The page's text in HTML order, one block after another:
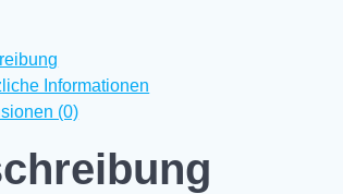
Informationen
(0)